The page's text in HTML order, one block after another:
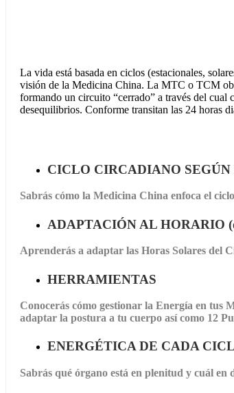
La vida está basada en ciclos (estacionales,
visión de la Medicina China. La MTC o TCM
formando un circuito “cerrado” a través del cual
desequilibrios. Conforme transitan las 24 horas
CICLO CIRCADIANO
Sabrás cómo la Medicina China enfoca el
ADAPTACIÓN AL HORARIO
Aprenderás a adaptar las Horas Solares del
HERRAMIENTAS
Conocerás cómo gestionar la Energía en tus
adaptar la postura a tu cuerpo así como 12
ENERGÉTICA DE CADA
Sabrás qué órgano está en plenitud y cuál